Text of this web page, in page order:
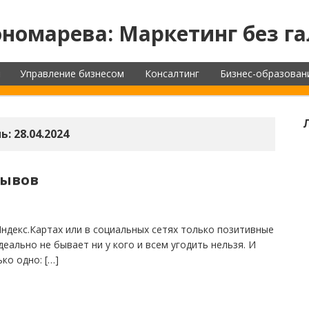
Маркетинг без
Управление бизнесом Консалтинг Бизнес-
28.04.2024
или в социальных сетях только позитивные
не бывает ни у кого и всем угодить нельзя. И
одно: […]